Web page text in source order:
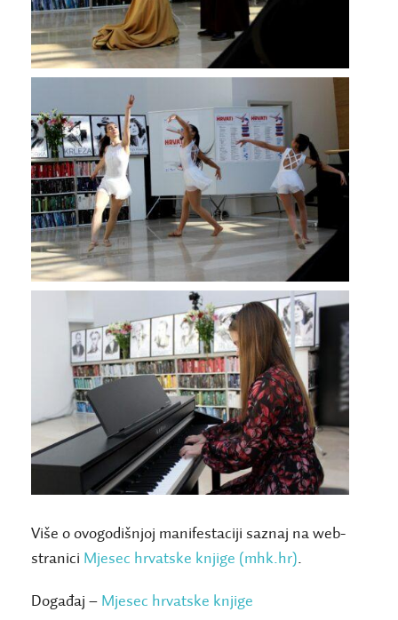
Više o ovogodišnjoj manifestaciji saznaj na web-
stranici Mjesec hrvatske knjige (mhk.hr).
Događaj – Mjesec hrvatske knjige